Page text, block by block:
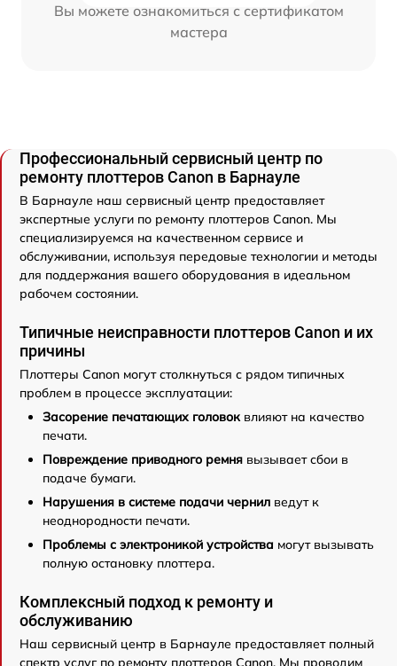
Вы можете ознакомиться с сертификатом
мастера
Профессиональный сервисный центр по
ремонту плоттеров Canon в Барнауле
В Барнауле наш сервисный центр предоставляет
экспертные услуги по ремонту плоттеров Canon. Мы
специализируемся на качественном сервисе и
обслуживании, используя передовые технологии и методы
для поддержания вашего оборудования в идеальном
рабочем состоянии.
Типичные неисправности плоттеров Canon и их
причины
Плоттеры Canon могут столкнуться с рядом типичных
проблем в процессе эксплуатации:
Засорение печатающих головок влияют на качество
печати.
Повреждение приводного ремня вызывает сбои в
подаче бумаги.
Нарушения в системе подачи чернил ведут к
неоднородности печати.
Проблемы с электроникой устройства могут вызывать
полную остановку плоттера.
Комплексный подход к ремонту и
обслуживанию
Наш сервисный центр в Барнауле предоставляет полный
спектр услуг по ремонту плоттеров Canon. Мы проводим